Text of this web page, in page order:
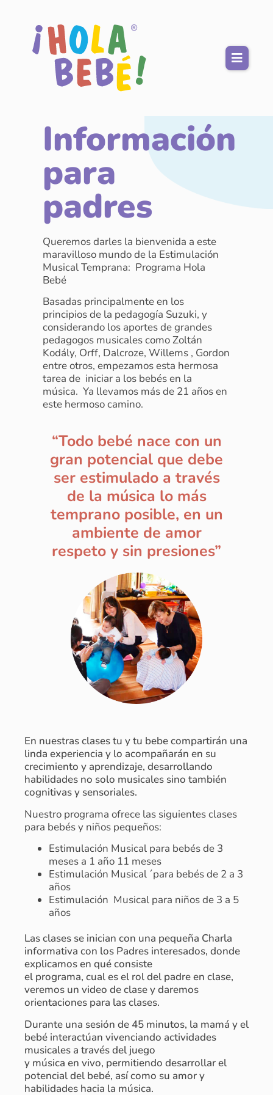
Información
para
padres
Queremos darles la bienvenida a este
maravilloso mundo de la Estimulación
Musical Temprana: Programa Hola
Bebé
Basadas principalmente en los
principios de la pedagogía Suzuki, y
considerando los aportes de grandes
pedagogos musicales como Zoltán
Kodály, Orff, Dalcroze, Willems , Gordon
entre otros, empezamos esta hermosa
tarea de iniciar a los bebés en la
música. Ya llevamos más de 21 años en
este hermoso camino.
“Todo bebé nace con un
gran potencial que debe
ser estimulado a través
de la música lo más
temprano posible, en un
ambiente de amor
respeto y sin presiones”
En nuestras clases tu y tu bebe compartirán una
linda experiencia y lo acompañarán en su
crecimiento y aprendizaje, desarrollando
habilidades no solo musicales sino también
cognitivas y sensoriales.
Nuestro programa ofrece las siguientes clases
para bebés y niños pequeños:
Estimulación Musical para bebés de 3
meses a 1 año 11 meses
Estimulación Musical ´para bebés de 2 a 3
años
Estimulación Musical para niños de 3 a 5
años
Las clases se inician con una pequeña Charla
informativa con los Padres interesados, donde
explicamos en qué consiste
el programa, cual es el rol del padre en clase,
veremos un video de clase y daremos
orientaciones para las clases.
Durante una sesión de 45 minutos, la mamá y el
bebé interactúan vivenciando actividades
musicales a través del juego
y música en vivo, permitiendo desarrollar el
potencial del bebé, así como su amor y
habilidades hacia la música.